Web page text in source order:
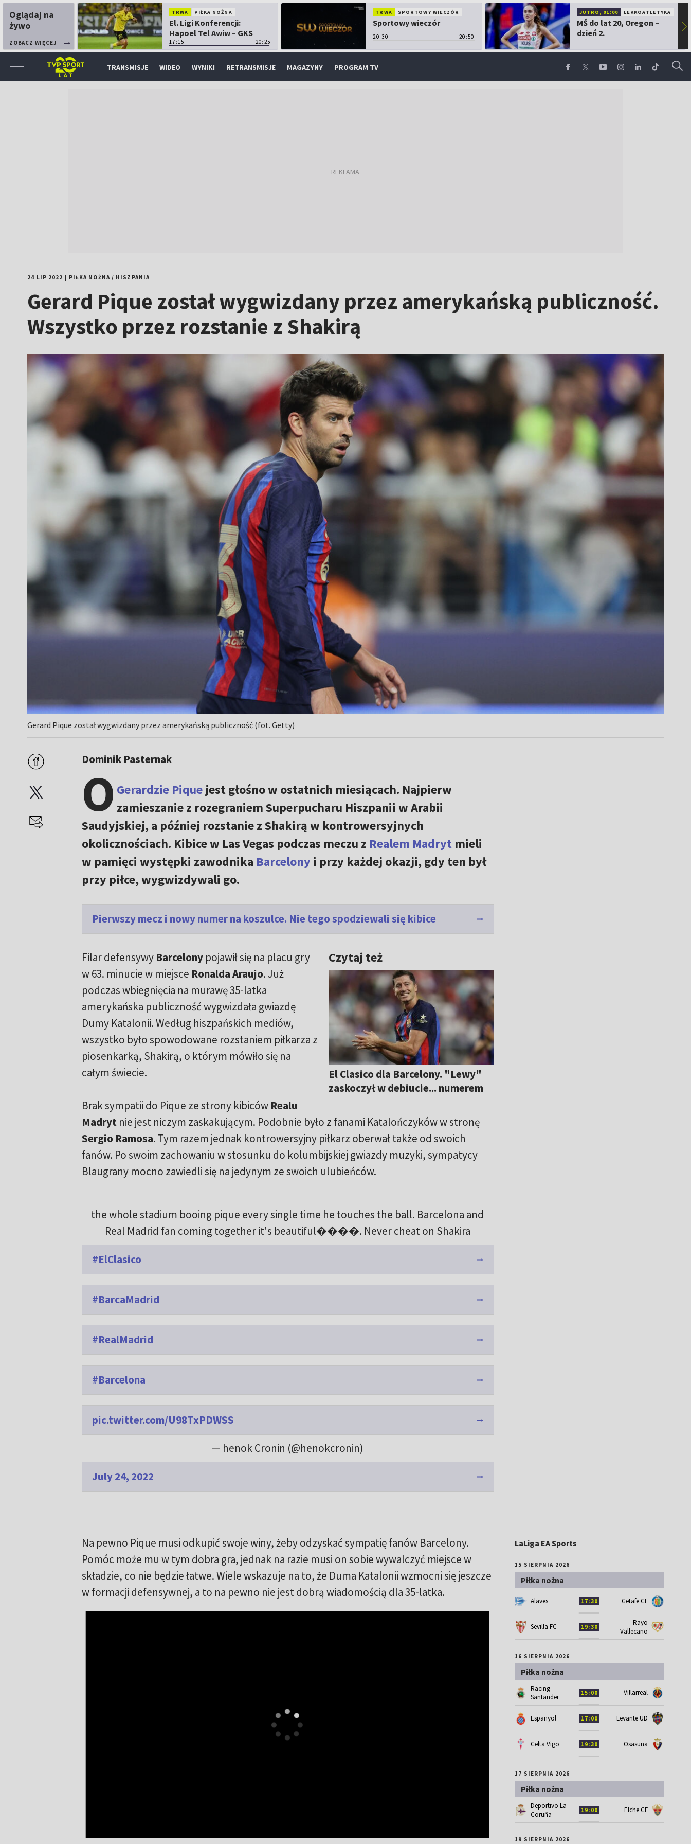
Oglądaj na
żywo
ZOBACZ WIĘCEJ
TRWA PIŁKA NOŻNA
El. Ligi Konferencji:
Hapoel Tel Awiw – GKS
Katowice
17:15 20:25
TRWA SPORTOWY WIECZÓR
Sportowy wieczór
20:30 20:50
JUTRO, 01:00 LEKKOATLETYKA
MŚ do lat 20, Oregon –
dzień 2.
▶
TRANSMISJE WIDEO WYNIKI RETRANSMISJE MAGAZYNY PROGRAM TV
24 LIP 2022 PIŁKA NOŻNA/ HISZPANIA
Gerard Pique został wygwizdany przez amerykańską publiczność.
Wszystko przez rozstanie z Shakirą
Gerard Pique został wygwizdany przez amerykańską publiczność (fot. Getty)
Dominik Pasternak
O Gerardzie Piquejest głośno w ostatnich miesiącach. Najpierw
zamieszanie z rozegraniem Superpucharu Hiszpanii w Arabii
Saudyjskiej, a później rozstanie z Shakirą w kontrowersyjnych
okolicznościach. Kibice w Las Vegas podczas meczu z Realem Madrytmieli
w pamięci występki zawodnika Barcelony i przy każdej okazji, gdy ten był
przy piłce, wygwizdywali go.
Pierwszy mecz i nowy numer na koszulce. Nie tego spodziewali się kibice
Czytaj też
El Clasico dla Barcelony. "Lewy"
zaskoczył w debiucie... numerem
Filar defensywy Barcelonypojawił się na placu gry
w 63. minucie w miejsce Ronalda Araujo. Już
podczas wbiegnięcia na murawę 35-latka
amerykańska publiczność wygwizdała gwiazdę
Dumy Katalonii. Według hiszpańskich mediów,
wszystko było spowodowane rozstaniem piłkarza z
piosenkarką, Shakirą, o którym mówiło się na
całym świecie.
Brak sympatii do Pique ze strony kibiców Realu
Madrytnie jest niczym zaskakującym. Podobnie było z fanami Katalończyków w stronę
Sergio Ramosa. Tym razem jednak kontrowersyjny piłkarz oberwał także od swoich
fanów. Po swoim zachowaniu w stosunku do kolumbijskiej gwiazdy muzyki, sympatycy
Blaugrany mocno zawiedli się na jedynym ze swoich ulubieńców.
the whole stadium booing pique every single time he touches the ball. Barcelona and
Real Madrid fan coming together it's beautiful����. Never cheat on Shakira
#ElClasico
#BarcaMadrid
#RealMadrid
#Barcelona
pic.twitter.com/U98TxPDWSS
— henok Cronin (@henokcronin)
July 24, 2022
Na pewno Pique musi odkupić swoje winy, żeby odzyskać sympatię fanów Barcelony.
Pomóc może mu w tym dobra gra, jednak na razie musi on sobie wywalczyć miejsce w
składzie, co nie będzie łatwe. Wiele wskazuje na to, że Duma Katalonii wzmocni się jeszcze
w formacji defensywnej, a to na pewno nie jest dobrą wiadomością dla 35-latka.
LaLiga EA Sports
15 SIERPNIA 2026
Piłka nożna
Alaves 17:30 Getafe CF
Sevilla FC 19:30
Rayo
Vallecano
16 SIERPNIA 2026
Piłka nożna
Racing
Santander
15:00 Villarreal
Espanyol 17:00 Levante UD
Celta Vigo 19:30 Osasuna
17 SIERPNIA 2026
Piłka nożna
Deportivo La
Coruña
19:00 Elche CF
19 SIERPNIA 2026